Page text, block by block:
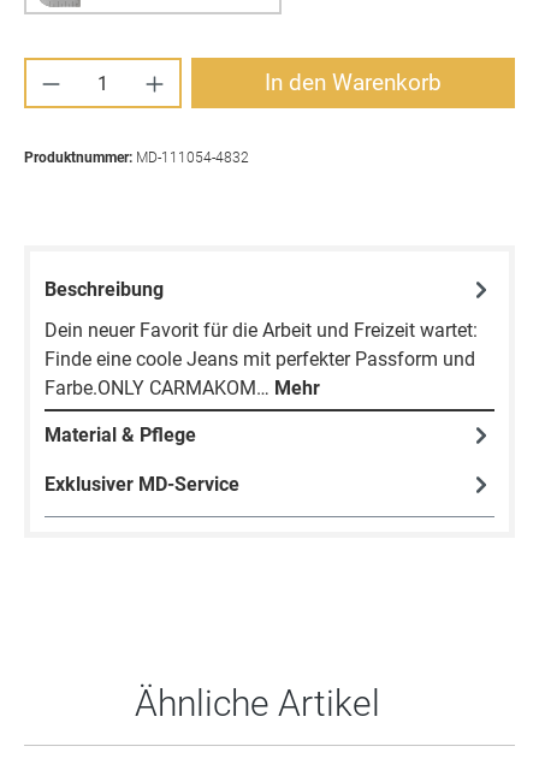
Produkt Anzahl: Gib den gewünschten
In den Warenkorb
Produktnummer: MD-111054-4832
Beschreibung
Dein neuer Favorit für die Arbeit und Freizeit wartet:
Finde eine coole Jeans mit perfekter Passform und
Farbe.ONLY CARMAKOM… Mehr
Material & Pflege
Exklusiver MD-Service
Ähnliche Artikel